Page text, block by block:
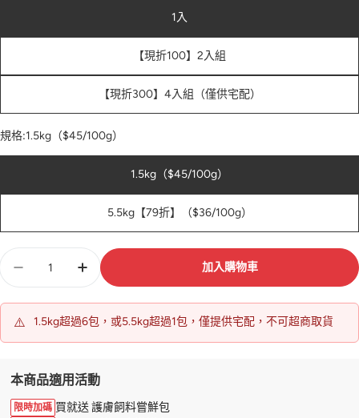
1入
【現折100】2入組
【現折300】4入組（僅供宅配）
規格:1.5kg（$45/100g）
1.5kg（$45/100g）
5.5kg【79折】（$36/100g）
量
加入購物車
⚠️ 1.5kg超過6包，或5.5kg超過1包，僅提供宅配，不可超商取貨
本商品適用活動
限時加碼 買就送 護膚飼料嘗鮮包